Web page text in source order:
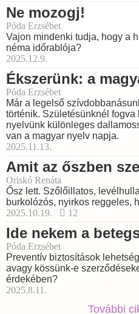
Ne mozogj!
Póda Erzsébet
Vajon mindenki tudja, hogy a
néma időrablója?
2025.12.9.
Ékszerünk: a
Póda Erzsébet
Már a legelső
történik. Születésünknél
nyelvünk különleges
van a magyar nyelv napja.
2025.11.13.
Amit az őszben
Oriskó Renáta
Ősz lett. Szőlőillatos,
burkolózós, nyirkos reggeles,
2025.10.19.
12
Ide nekem a
Póda Erzsébet
Preventív biztosítások
avagy kössünk-e
érdekében?
2025.8.11.
További